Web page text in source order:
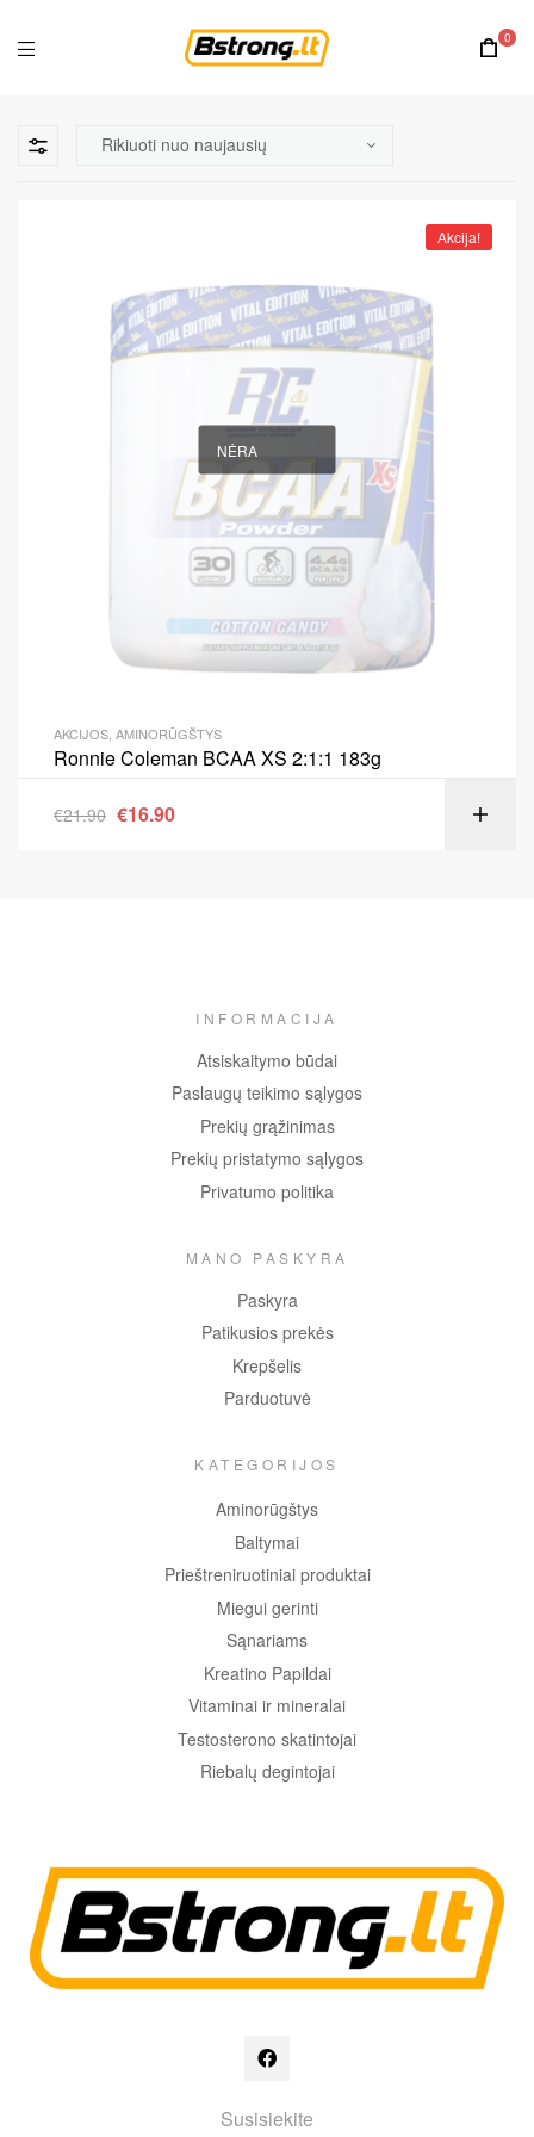
0
Akcija!
NĖRA
AKCIJOS AMINORŪGŠTYS
Ronnie Coleman BCAA XS 2:1:1 183g
€21.90 €16.90
Susisiekite
INFORMACIJA
Atsiskaitymo būdai
Paslaugų teikimo sąlygos
Prekių grąžinimas
Prekių pristatymo sąlygos
Privatumo politika
MANO PASKYRA
Paskyra
Patikusios prekės
Krepšelis
Parduotuvė
KATEGORIJOS
Aminorūgštys
Baltymai
Prieštreniruotiniai produktai
Miegui gerinti
Sąnariams
Kreatino Papildai
Vitaminai ir mineralai
Testosterono skatintojai
Riebalų degintojai